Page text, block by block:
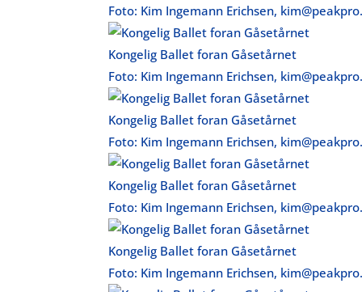
Foto: Kim Ingemann Erichsen,
Kongelig Ballet foran Gåsetårnet
Foto: Kim Ingemann Erichsen,
Kongelig Ballet foran Gåsetårnet
Foto: Kim Ingemann Erichsen,
Kongelig Ballet foran Gåsetårnet
Foto: Kim Ingemann Erichsen,
Kongelig Ballet foran Gåsetårnet
Foto: Kim Ingemann Erichsen,